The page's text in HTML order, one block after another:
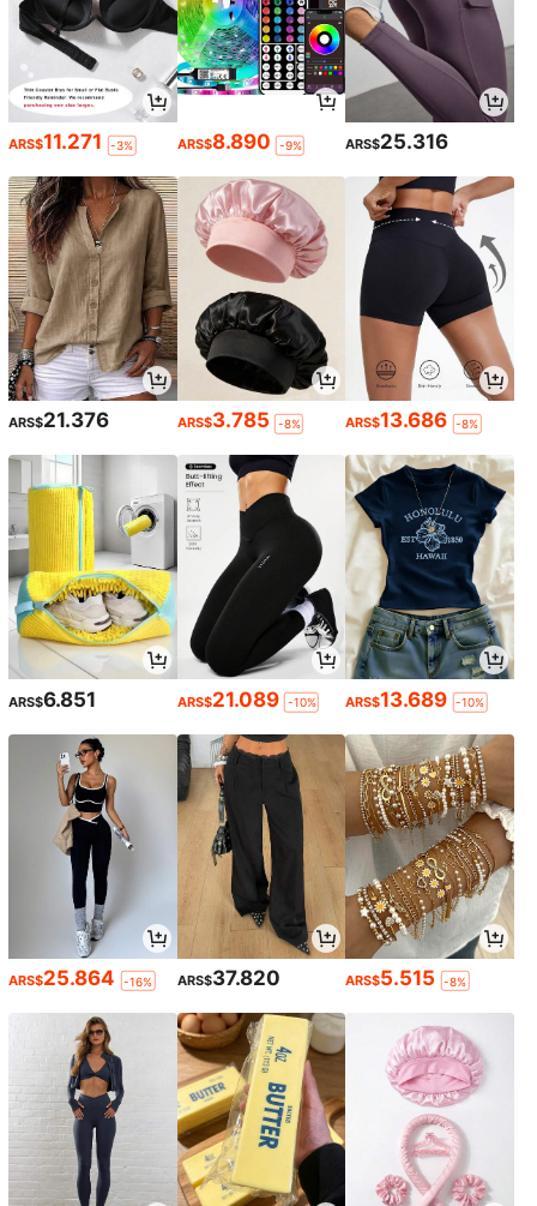
ARS$11.271 -3% ARS$8.890 -9% ARS$25.316
ARS$21.376 ARS$3.785 -8% ARS$13.686 -8%
ARS$6.851 ARS$21.089 -10% ARS$13.689 -10%
ARS$25.864 -16% ARS$37.820 ARS$5.515 -8%